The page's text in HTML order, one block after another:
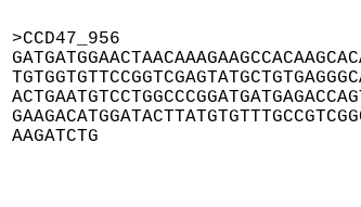
>CCD47_956
AAGATCTG